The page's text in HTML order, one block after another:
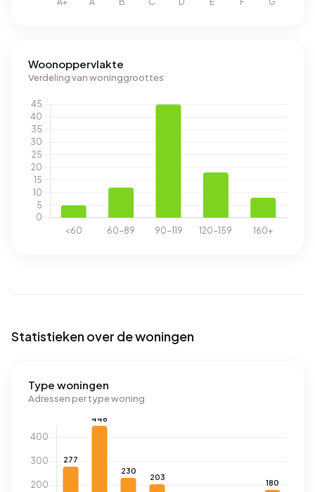
Woonoppervlakte
Verdeling van woninggroottes
Statistieken over de woningen
Type woningen
Adressen per type woning